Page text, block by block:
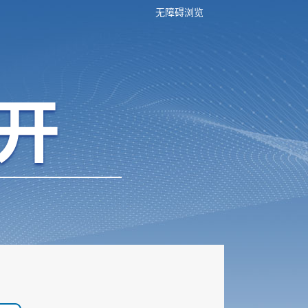
无障碍浏览